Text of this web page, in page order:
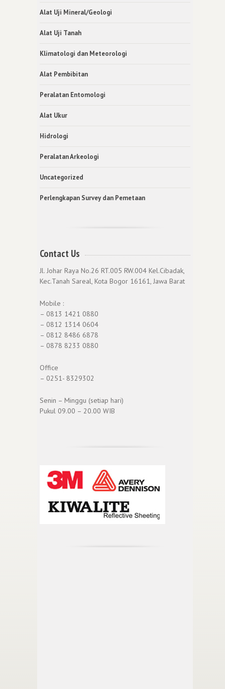
Alat Uji Mineral/Geologi
Alat Uji Tanah
Klimatologi dan Meteorologi
Alat Pembibitan
Peralatan Entomologi
Alat Ukur
Hidrologi
Peralatan Arkeologi
Uncategorized
Perlengkapan Survey dan Pemetaan
Contact Us
Jl. Johar Raya No.26 RT.005 RW.004 Kel.Cibadak,
Kec.Tanah Sareal, Kota Bogor 16161, Jawa Barat
Mobile :
– 0813 1421 0880
– 0812 1314 0604
– 0812 8486 6878
– 0878 8233 0880
Office
– 0251- 8329302
Senin – Minggu (setiap hari)
Pukul 09.00 – 20.00 WIB